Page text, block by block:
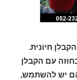
חיונית.
עם הקבלן
יש להשתמש,